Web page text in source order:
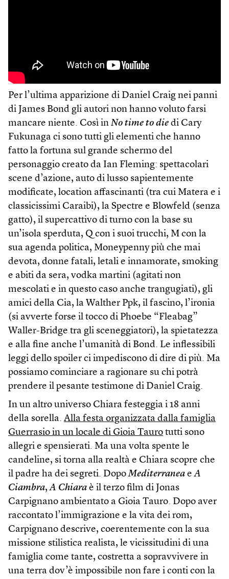
Per l’ultima apparizione di Daniel Craig nei panni
di James Bond gli autori non hanno voluto farsi
mancare niente. Così in No time to die di Cary
Fukunaga ci sono tutti gli elementi che hanno
fatto la fortuna sul grande schermo del
personaggio creato da Ian Fleming: spettacolari
scene d’azione, auto di lusso sapientemente
modificate, location affascinanti (tra cui Matera e i
classicissimi Caraibi), la Spectre e Blowfeld (senza
gatto), il supercattivo di turno con la base su
un’isola sperduta, Q con i suoi trucchi, M con la
sua agenda politica, Moneypenny più che mai
devota, donne fatali, letali e innamorate, smoking
e abiti da sera, vodka martini (agitati non
mescolati e in questo caso anche trangugiati), gli
amici della Cia, la Walther Ppk, il fascino, l’ironia
(si avverte forse il tocco di Phoebe “Fleabag”
Waller-Bridge tra gli sceneggiatori), la spietatezza
e alla fine anche l’umanità di Bond. Le inflessibili
leggi dello spoiler ci impediscono di dire di più. Ma
possiamo cominciare a ragionare su chi potrà
prendere il pesante testimone di Daniel Craig.
In un altro universo Chiara festeggia i 18 anni
della sorella. Alla festa organizzata dalla famiglia
Guerrasio in un locale di Gioia Tauro tutti sono
allegri e spensierati. Ma una volta spente le
candeline, si torna alla realtà e Chiara scopre che
il padre ha dei segreti. DopoMediterranea eA
Ciambra,A Chiara è il terzo film di Jonas
Carpignano ambientato a Gioia Tauro. Dopo aver
raccontato l’immigrazione e la vita dei rom,
Carpignano descrive, coerentemente con la sua
missione stilistica realista, le vicissitudini di una
famiglia come tante, costretta a sopravvivere in
una terra dov’è impossibile non fare i conti con la